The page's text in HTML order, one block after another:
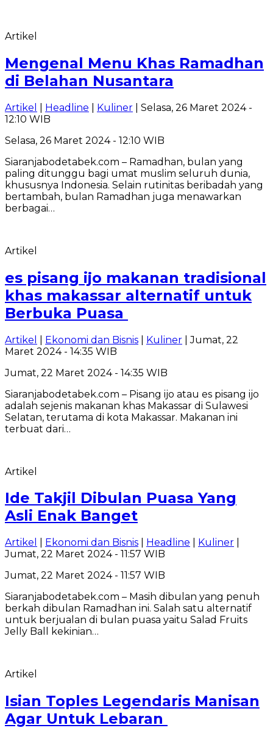
Artikel
Mengenal Menu Khas Ramadhan
di Belahan Nusantara
Artikel Headline Kuliner | Selasa, 26 Maret 2024 -
12:10 WIB
Selasa, 26 Maret 2024 - 12:10 WIB
Siaranjabodetabek.com – Ramadhan, bulan yang
paling ditunggu bagi umat muslim seluruh dunia,
khususnya Indonesia. Selain rutinitas beribadah yang
bertambah, bulan Ramadhan juga menawarkan
berbagai…
Artikel
es pisang ijo makanan tradisional
khas makassar alternatif untuk
Berbuka Puasa
Artikel Ekonomi dan Bisnis Kuliner | Jumat, 22
Maret 2024 - 14:35 WIB
Jumat, 22 Maret 2024 - 14:35 WIB
Siaranjabodetabek.com – Pisang ijo atau es pisang ijo
adalah sejenis makanan khas Makassar di Sulawesi
Selatan, terutama di kota Makassar. Makanan ini
terbuat dari…
Artikel
Ide Takjil Dibulan Puasa Yang
Asli Enak Banget
Artikel Ekonomi dan Bisnis Headline Kuliner
Jumat, 22 Maret 2024 - 11:57 WIB
Jumat, 22 Maret 2024 - 11:57 WIB
Siaranjabodetabek.com – Masih dibulan yang penuh
berkah dibulan Ramadhan ini. Salah satu alternatif
untuk berjualan di bulan puasa yaitu Salad Fruits
Jelly Ball kekinian…
Artikel
Isian Toples Legendaris Manisan
Agar Untuk Lebaran